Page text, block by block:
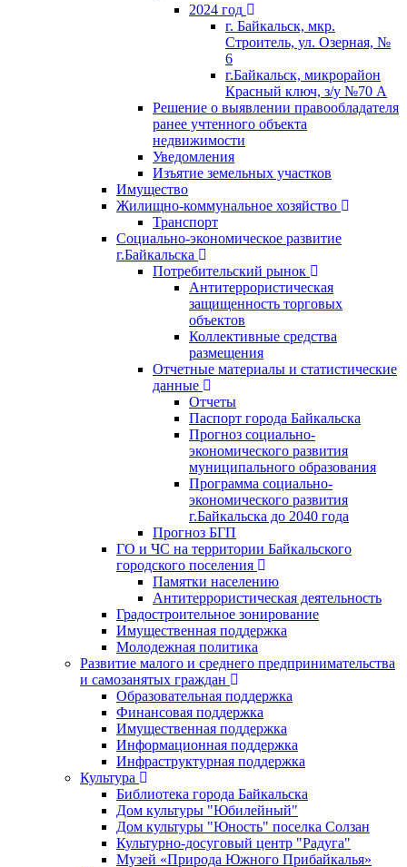
2024 год
г. Байкальск, мкр.
Строитель, ул. Озерная, №
6
г.Байкальск, микрорайон
Красный ключ, з/у №70 А
Решение о выявлении правообладателя
ранее учтенного объекта
недвижимости
Уведомления
Изъятие земельных участков
Имущество
Жилищно-коммунальное хозяйство
Транспорт
Социально-экономическое развитие
г.Байкальска
Потребительский рынок
Антитеррористическая
защищенность торговых
объектов
Коллективные средства
размещения
Отчетные материалы и статистические
данные
Отчеты
Паспорт города Байкальска
Прогноз социально-
экономического развития
муниципального образования
Программа социально-
экономического развития
г.Байкальска до 2040 года
Прогноз БГП
ГО и ЧС на территории Байкальского
городского поселения
Памятки населению
Антитеррористическая деятельность
Градостроительное зонирование
Имущественная поддержка
Молодежная политика
Развитие малого и среднего предпринимательства
и самозанятых граждан
Образовательная поддержка
Финансовая поддержка
Имущественная поддержка
Информационная поддержка
Инфраструктурная поддержка
Культура
Библиотека города Байкальска
Дом культуры "Юбилейный"
Дом культуры "Юность" поселка Солзан
Культурно-досуговый центр "Радуга"
Музей «Природа Южного Прибайкалья»